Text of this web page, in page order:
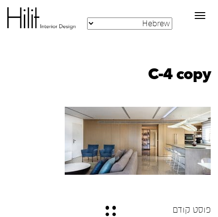
Toggle
navigation
C-4 copy
פוסט קודם